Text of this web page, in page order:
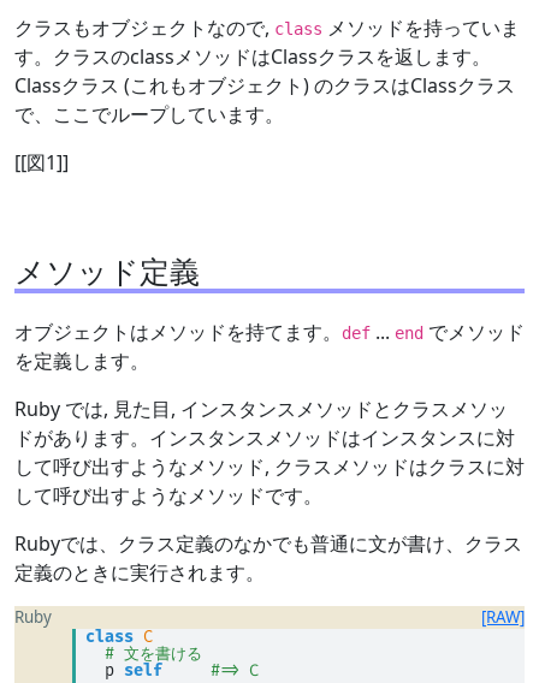
クラスもオブジェクトなので, class メソッドを持っていま
す。クラスのclassメソッドはClassクラスを返します。
Classクラス (これもオブジェクト) のクラスはClassクラス
で、ここでループしています。
[[図1]]
メソッド定義
オブジェクトはメソッドを持てます。 def ... end でメソッド
を定義します。
Ruby では, 見た目, インスタンスメソッドとクラスメソッ
ドがあります。インスタンスメソッドはインスタンスに対
して呼び出すようなメソッド, クラスメソッドはクラスに対
して呼び出すようなメソッドです。
Rubyでは、クラス定義のなかでも普通に文が書け、クラス
定義のときに実行されます。
Ruby [RAW]
class C
# 文を書ける
  p
self
#=> C